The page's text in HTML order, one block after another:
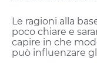
Le ragioni alla
poco chiare e
capire in che
può influenzare